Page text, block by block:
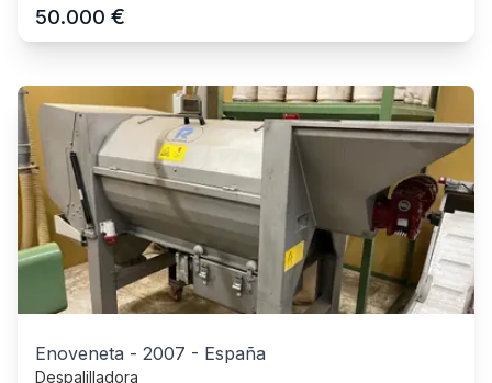
50.000 €
Enoveneta - 2007 - España
Despalilladora